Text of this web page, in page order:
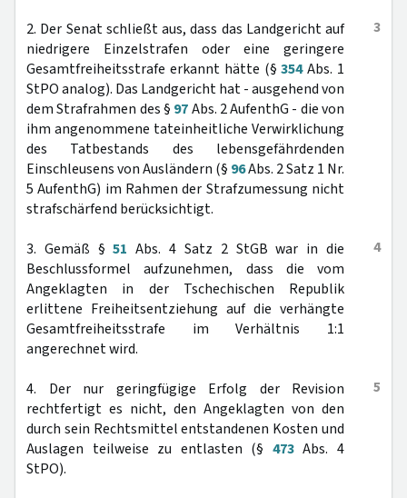
3
2. Der Senat schließt aus, dass das Landgericht auf
niedrigere Einzelstrafen oder eine geringere
Gesamtfreiheitsstrafe erkannt hätte (§354Abs. 1
StPO analog). Das Landgericht hat - ausgehend von
dem Strafrahmen des § 97Abs. 2 AufenthG - die von
ihm angenommene tateinheitliche Verwirklichung
des Tatbestands des lebensgefährdenden
Einschleusens von Ausländern (§ 96Abs. 2 Satz 1 Nr.
5 AufenthG) im Rahmen der Strafzumessung nicht
strafschärfend berücksichtigt.
4
3. Gemäß §51 Abs. 4 Satz 2 StGB war in die
Beschlussformel aufzunehmen, dass die vom
Angeklagten in der Tschechischen Republik
erlittene Freiheitsentziehung auf die verhängte
Gesamtfreiheitsstrafe im Verhältnis 1:1
angerechnet wird.
5
4. Der nur geringfügige Erfolg der Revision
rechtfertigt es nicht, den Angeklagten von den
durch sein Rechtsmittel entstandenen Kosten und
Auslagen teilweise zu entlasten (§ 473Abs. 4
StPO).